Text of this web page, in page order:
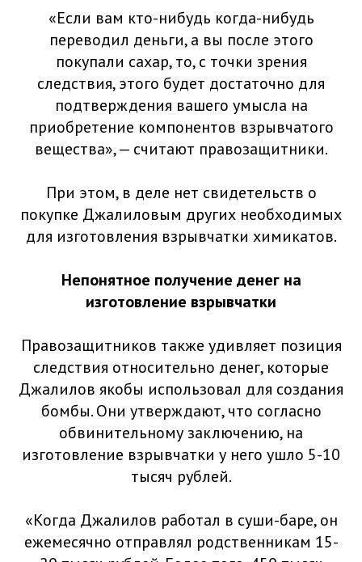
«Если вам кто-нибудь когда-нибудь
переводил деньги, а вы после этого
покупали сахар, то, с точки зрения
следствия, этого будет достаточно для
подтверждения вашего умысла на
приобретение компонентов взрывчатого
вещества», — считают правозащитники.
При этом, в деле нет свидетельств о
покупке Джалиловым других необходимых
для изготовления взрывчатки химикатов.
Непонятное получение денег на
изготовление взрывчатки
Правозащитников также удивляет позиция
следствия относительно денег, которые
Джалилов якобы использовал для создания
бомбы. Они утверждают, что согласно
обвинительному заключению, на
изготовление взрывчатки у него ушло 5-10
тысяч рублей.
«Когда Джалилов работал в суши-баре, он
ежемесячно отправлял родственникам 15-